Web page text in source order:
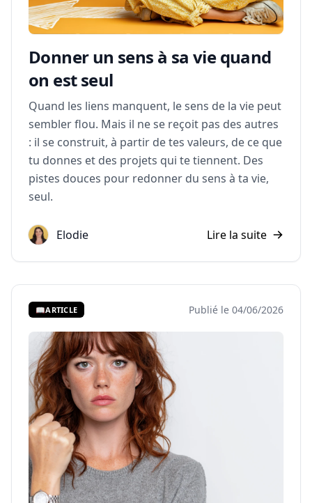
Donner un sens à sa vie quand
on est seul
Quand les liens manquent, le sens de la vie peut
sembler flou. Mais il ne se reçoit pas des autres
: il se construit, à partir de tes valeurs, de ce que
tu donnes et des projets qui te tiennent. Des
pistes douces pour redonner du sens à ta vie,
seul.
Elodie Lire la suite
📖ARTICLE Publié le 04/06/2026